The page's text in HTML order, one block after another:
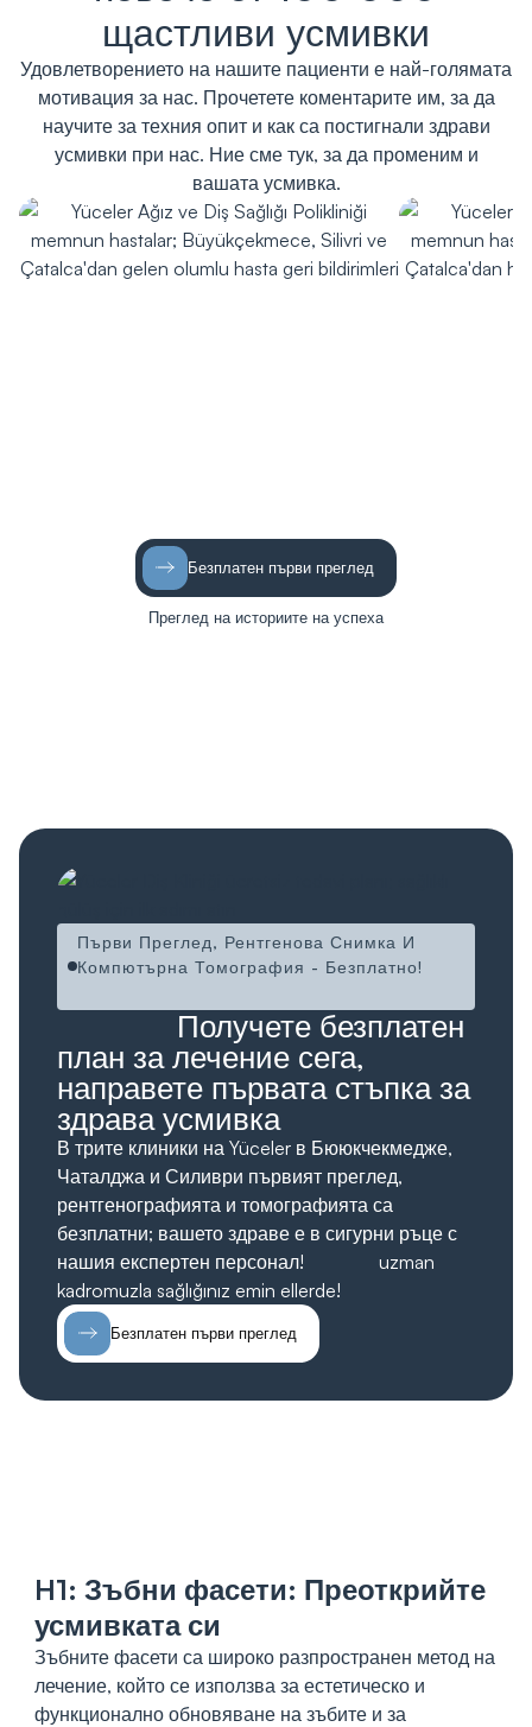
щастливи усмивки
Удовлетворението на нашите пациенти е най-голямата
мотивация за нас. Прочетете коментарите им, за да
научите за техния опит и как са постигнали здрави
усмивки при нас. Ние сме тук, за да променим и
вашата усмивка.
Безплатен първи преглед
Преглед на историите на успеха
Първи Преглед, Рентгенова Снимка И
Компютърна Томография - Безплатно!
Получете безплатен
план за лечение сега,
направете първата стъпка за
здрава усмивка
В трите клиники на Yüceler в Бююкчекмедже,
Чаталджа и Силиври първият преглед,
рентгенографията и томографията са
безплатни; вашето здраве е в сигурни ръце с
нашия експертен персонал!
uzman
kadromuzla sağlığınız emin ellerde!
Безплатен първи преглед
H1: Зъбни фасети: Преоткрийте
усмивката си
Зъбните фасети са широко разпространен метод на
лечение, който се използва за естетическо и
функционално обновяване на зъбите и за